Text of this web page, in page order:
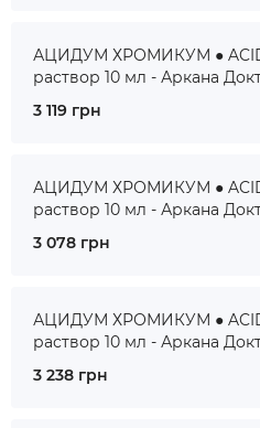
АЦИДУМ ХРОМИКУМ ●
раствор 10 мл - Аркана
3 119 грн
АЦИДУМ ХРОМИКУМ ●
раствор 10 мл - Аркана
3 078 грн
АЦИДУМ ХРОМИКУМ ●
раствор 10 мл - Аркана
3 238 грн